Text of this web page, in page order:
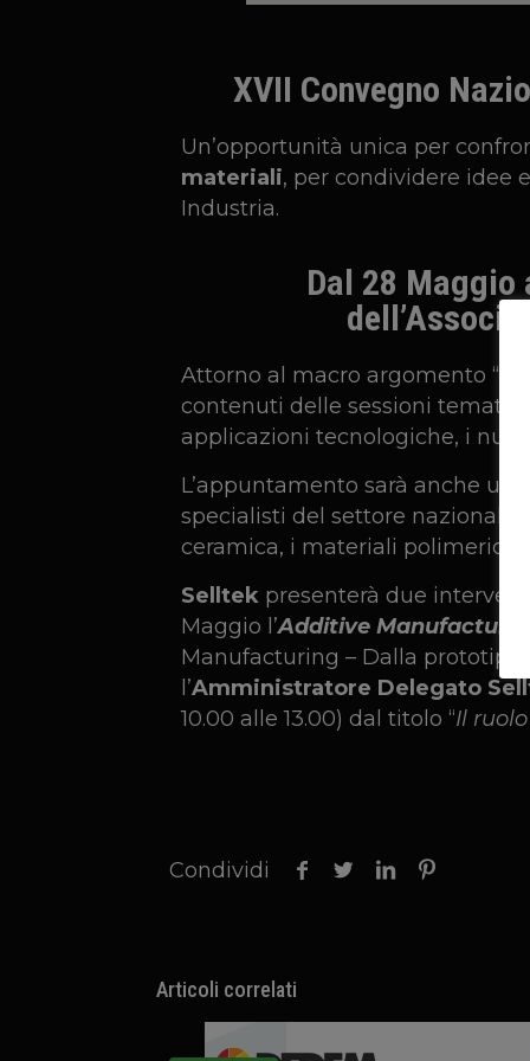
XVII Convegno
Un’opportunità unica per
materiali, per condividere idee
Industria.
Dal 28 Maggio
Attorno al macro argomento “
contenuti delle sessioni
applicazioni tecnologiche, i
L’appuntamento sarà anche
specialisti del settore nazionali
ceramica, i materiali polimerici, i
Selltek presenterà due
Maggio l’Additive
Manufacturing – Dalla
l’Amministratore Delegato
10.00 alle 13.00) dal titolo “Il
Condividi
Articoli correlati